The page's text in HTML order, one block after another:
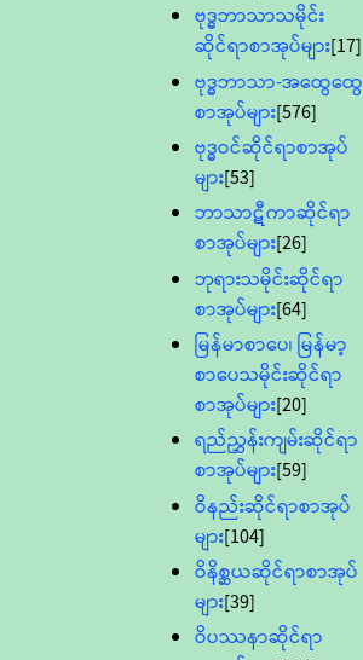
ဗုဒ္ဓဘာသာသမိုင်း
ဆိုင်ရာစာအုပ်များ[17]
ဗုဒ္ဓဘာသာ-အထွေထွေ
စာအုပ်များ[576]
ဗုဒ္ဓဝင်ဆိုင်ရာစာအုပ်
များ[53]
ဘာသာဋီကာဆိုင်ရာ
စာအုပ်များ[26]
ဘုရားသမိုင်းဆိုင်ရာ
စာအုပ်များ[64]
မြန်မာစာပေ၊ မြန်မာ့
စာပေသမိုင်းဆိုင်ရာ
စာအုပ်များ[20]
ရည်ညွှန်းကျမ်းဆိုင်ရာ
စာအုပ်များ[59]
ဝိနည်းဆိုင်ရာစာအုပ်
များ[104]
ဝိနိစ္ဆယဆိုင်ရာစာအုပ်
များ[39]
ဝိပဿနာဆိုင်ရာ